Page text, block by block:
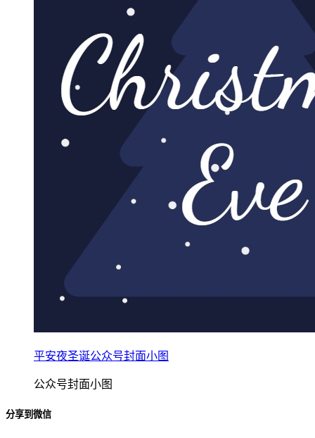
平安夜圣诞公众号封面小图
公众号封面小图
分享到微信